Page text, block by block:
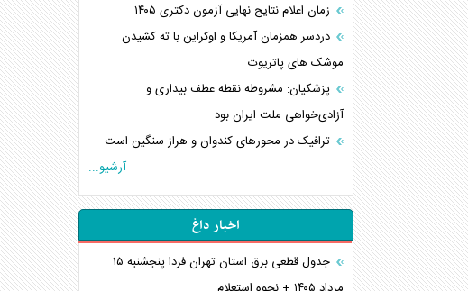
زمان اعلام نتایج نهایی آزمون دکتری ۱۴۰۵
دردسر همزمان آمریکا و اوکراین با ته کشیدن
موشک های پاتریوت
پزشکیان: مشروطه نقطه عطف بیداری و
آزادی‌خواهی ملت ایران بود
ترافیک در محورهای کندوان و هراز سنگین است
آرشیو...
اخبار داغ
جدول قطعی برق استان تهران فردا پنجشنبه ۱۵